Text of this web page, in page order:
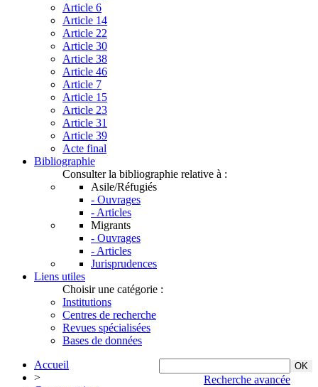
Article 6
Article 14
Article 22
Article 30
Article 38
Article 46
Article 7
Article 15
Article 23
Article 31
Article 39
Acte final
Bibliographie
Consulter la bibliographie relative à :
Asile/Réfugiés
- Ouvrages
- Articles
Migrants
- Ouvrages
- Articles
Jurisprudences
Liens utiles
Choisir une catégorie :
Institutions
Centres de recherche
Revues spécialisées
Bases de données
Recherche avancée
Accueil
>